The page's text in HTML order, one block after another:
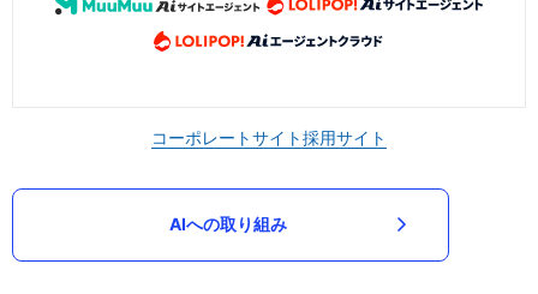
コーポレートサイト採用サイト
AIへの取り組み